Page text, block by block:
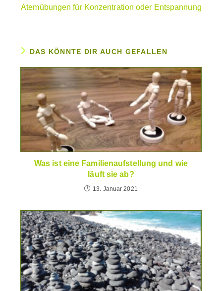
Atemübungen für Konzentration oder Entspannung
DAS KÖNNTE DIR AUCH GEFALLEN
Was ist eine Familienaufstellung und wie
läuft sie ab?
13. Januar 2021